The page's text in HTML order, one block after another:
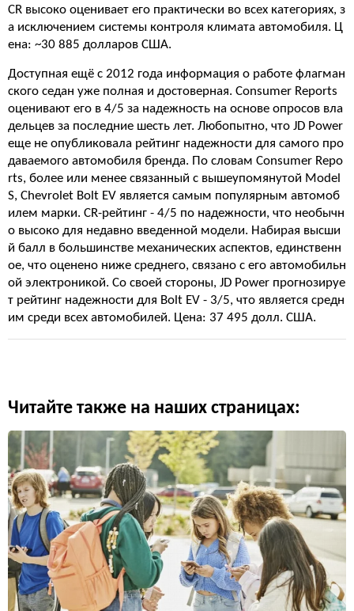
CR высоко оценивает его практически во всех категориях, з
а исключением системы контроля климата автомобиля. Ц
ена: ~30 885 долларов США.
Доступная ещё с 2012 года информация о работе флагман
ского седан уже полная и достоверная. Consumer Reports
оценивают его в 4/5 за надежность на основе опросов вла
дельцев за последние шесть лет. Любопытно, что JD Power
еще не опубликовала рейтинг надежности для самого про
даваемого автомобиля бренда. По словам Consumer Repo
rts, более или менее связанный с вышеупомянутой Model
S, Chevrolet Bolt EV является самым популярным автомоб
илем марки. CR-рейтинг - 4/5 по надежности, что необычн
о высоко для недавно введенной модели. Набирая высши
й балл в большинстве механических аспектов, единственн
ое, что оценено ниже среднего, связано с его автомобильн
ой электроникой. Со своей стороны, JD Power прогнозируе
т рейтинг надежности для Bolt EV - 3/5, что является средн
им среди всех автомобилей. Цена: 37 495 долл. США.
Читайте также на наших страницах: